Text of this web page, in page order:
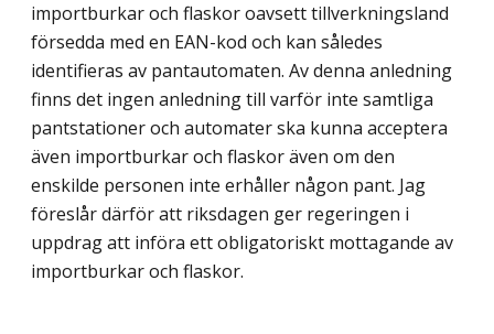
importburkar och flaskor oavsett tillverk­ningsland
försedda med en EAN-kod och kan således
identifieras av pantautomaten. Av denna anledning
finns det ingen anledning till varför inte samtliga
pantstationer och auto­mater ska kunna acceptera
även importburkar och flaskor även om den
enskilde personen inte erhåller någon pant. Jag
föreslår därför att riksdagen ger regeringen i
uppdrag att införa ett obligatoriskt mottagande av
importburkar och flaskor.